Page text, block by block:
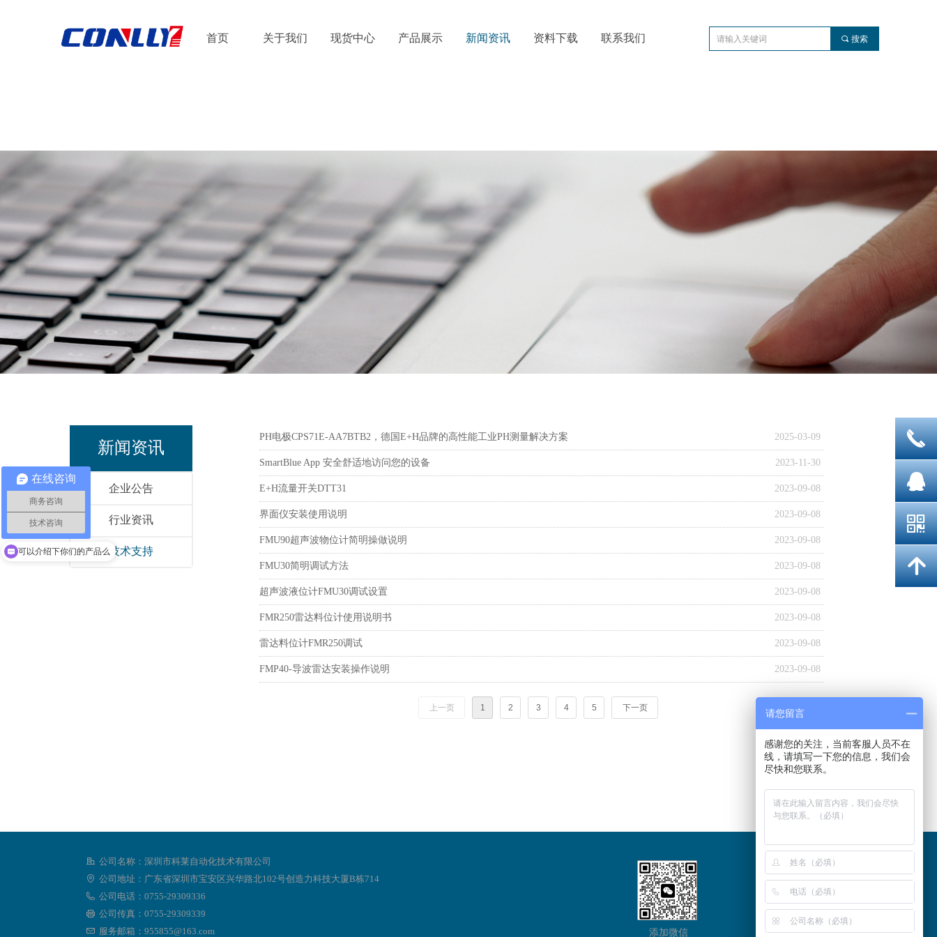
首页 关于我们 现货中心 产品展示 新闻资讯 资料下载 联系我们 끠 搜索
2025-03-09
PH电极CPS71E-AA7BTB2，德国E+H品牌的高性能工业PH测量解决方案
2023-11-30
SmartBlue App 安全舒适地访问您的设备
2023-09-08
E+H流量开关DTT31
2023-09-08
界面仪安装使用说明
2023-09-08
FMU90超声波物位计简明操做说明
2023-09-08
FMU30简明调试方法
2023-09-08
超声波液位计FMU30调试设置
2023-09-08
FMR250雷达料位计使用说明书
2023-09-08
雷达料位计FMR250调试
2023-09-08
FMP40-导波雷达安装操作说明
上一页 1 2 3 4 5 下一页
新闻资讯
企业公告
行业资讯
技术支持
公司名称： 深圳市科莱自动化技术有限公司
公司地址： 广东省深圳市宝安区兴华路北102号创造力科技大厦B栋714
公司电话： 0755-29309336
公司传真： 0755-29309339
服务邮箱： 955855@163.com 添加微信 WhatsApp
끅
뀩
낃
녕
在线咨询
商务咨询
技术咨询
可以介绍下你们的产品么
请您留言
感谢您的关注，当前客服人员不在
线，请填写一下您的信息，我们会
尽快和您联系。